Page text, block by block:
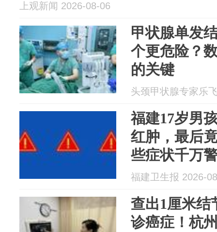
上观新闻 2026-08-06
甲状腺单发
个更危险？
的关键
头颈甲状腺专家乐
福建17岁男
红肿，最后
些症状千万
福建卫生报 2026-
查出1厘米结
诊癌症！杭